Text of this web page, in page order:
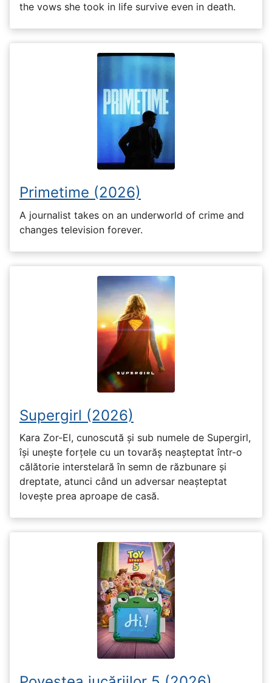
the vows she took in life survive even in death.
Primetime (2026)
A journalist takes on an underworld of crime and
changes television forever.
Supergirl (2026)
Kara Zor-El, cunoscută și sub numele de Supergirl,
își unește forțele cu un tovarăș neașteptat într-o
călătorie interstelară în semn de răzbunare și
dreptate, atunci când un adversar neașteptat
lovește prea aproape de casă.